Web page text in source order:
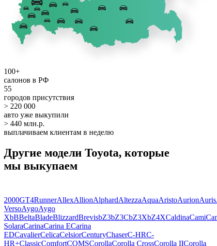
100+
салонов в РФ
55
городов присутствия
> 220 000
авто уже выкупили
> 440 млн.р.
выплачиваем клиентам в неделю
Другие модели Toyota, которые
мы выкупаем
2000GT4RunnerAllexAllionAlphardAltezzaAquaAristoAurionAuris
VersoAygoAygo
XbBBeltaBladeBlizzardBrevisbZ3bZ3CbZ3XbZ4XCaldinaCami
SolaraCarinaCarina ECarina
EDCavalierCelicaCelsiorCenturyChaserC-HRC-
HR+ClassicComfortCOMSCorollaCorolla CrossCorolla IICorolla